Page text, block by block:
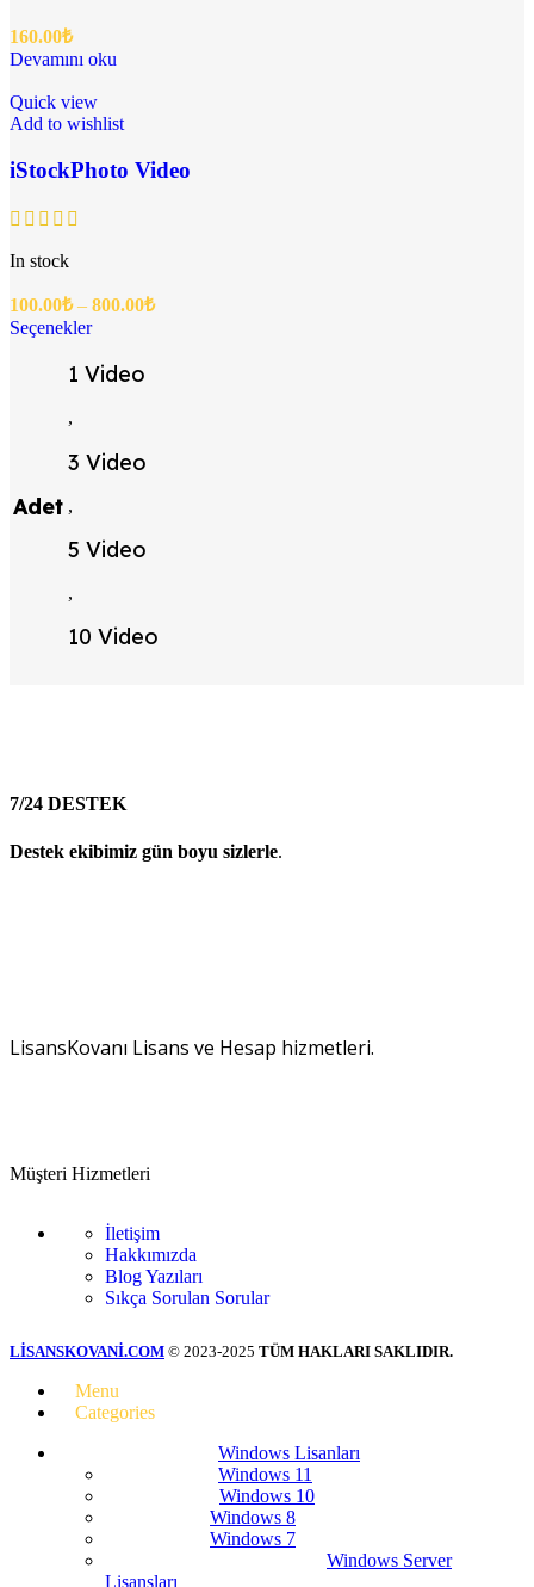
160.00₺
Devamını oku
Quick view
Add to wishlist
iStockPhoto Video
In stock
100.00₺ – 800.00₺
Seçenekler
Adet
1 Video
,
3 Video
,
5 Video
,
10 Video
7/24 DESTEK
Destek ekibimiz gün boyu sizlerle.
LisansKovanı Lisans ve Hesap hizmetleri.
Müşteri Hizmetleri
İletişim
Hakkımızda
Blog Yazıları
Sıkça Sorulan Sorular
LİSANSKOVANİ.COM © 2023-2025 TÜM HAKLARI SAKLIDIR.
Menu
Categories
Windows Lisanları
Windows 11
Windows 10
Windows 8
Windows 7
Windows Server
Lisansları